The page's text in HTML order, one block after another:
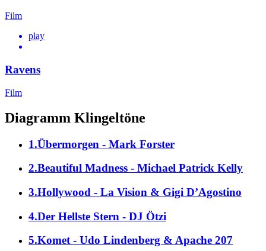
Film
play
Ravens
Film
Diagramm Klingeltöne
1.Übermorgen - Mark Forster
2.Beautiful Madness - Michael Patrick Kelly
3.Hollywood - La Vision & Gigi D’Agostino
4.Der Hellste Stern - DJ Ötzi
5.Komet - Udo Lindenberg & Apache 207